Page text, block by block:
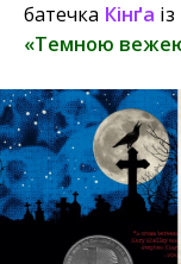
батечка Кінґа
«Темною